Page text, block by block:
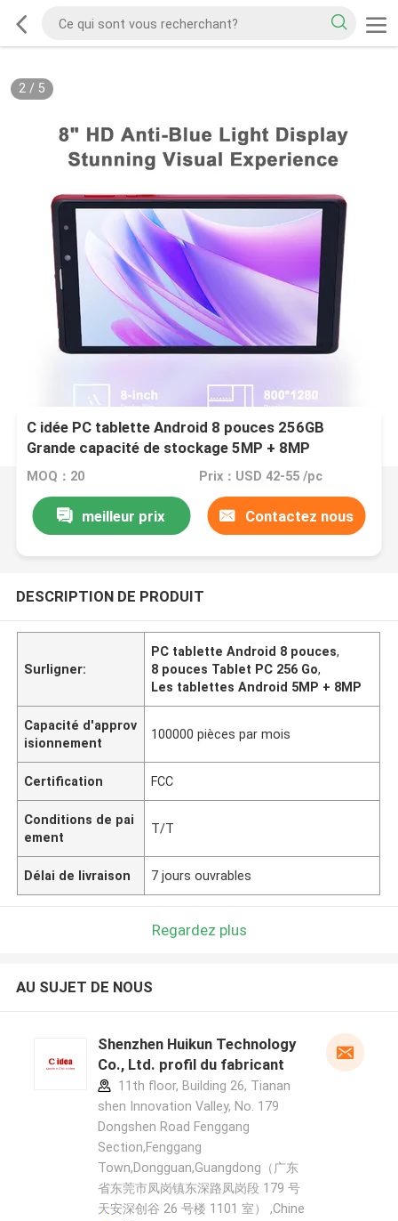
3/ 5
C idée PC tablette Android 8 pouces 256GB
Grande capacité de stockage 5MP + 8MP
Caméras 8000mAh Durée de vie de la batterie Lire
MOQ：20 Prix：USD 42-55 /pc
meilleur prix Contactez nous
DESCRIPTION DE PRODUIT
Surligner:
PC tablette Android 8 pouces,
8 pouces Tablet PC 256 Go,
Les tablettes Android 5MP + 8MP
Capacité d'approv
isionnement
100000 pièces par mois
Certification FCC
Conditions de pai
ement
T/T
Délai de livraison 7 jours ouvrables
Regardez plus
AU SUJET DE NOUS
Shenzhen Huikun Technology
Co., Ltd. profil du fabricant
11th floor, Building 26, Tianan
shen Innovation Valley, No. 179
Dongshen Road Fenggang
Section,Fenggang
Town,Dongguan,Guangdong（广东
省东莞市凤岗镇东深路凤岗段 179 号
天安深创谷 26 号楼 1101 室） ,Chine